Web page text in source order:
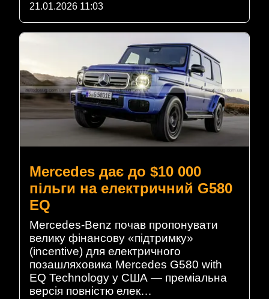
21.01.2026 11:03
Mercedes дає до $10 000
пільги на електричний G580
EQ
Mercedes-Benz почав пропонувати
велику фінансову «підтримку»
(incentive) для електричного
позашляховика Mercedes G580 with
EQ Technology у США — преміальна
версія повністю елек…